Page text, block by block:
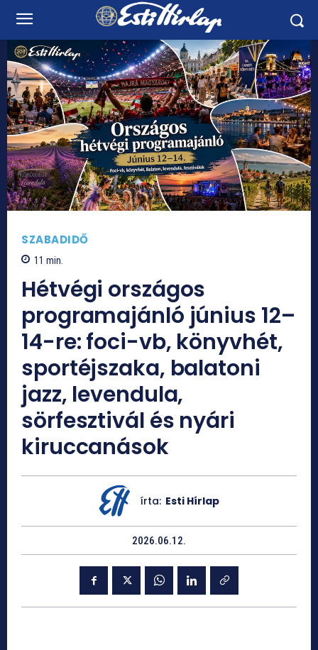
SZABADIDŐ
11 min.
Hétvégi országos
programajánló június 12–
14-re: foci-vb, könyvhét,
sportéjszaka, balatoni
jazz, levendula,
sörfesztivál és nyári
kiruccanások
írta: Esti Hírlap
2026.06.12.